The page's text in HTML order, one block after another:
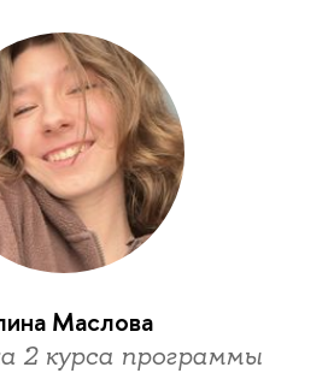
Маслова
2 курса программы